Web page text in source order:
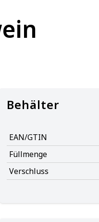
Behälter
EAN/GTIN
Füllmenge
Verschluss